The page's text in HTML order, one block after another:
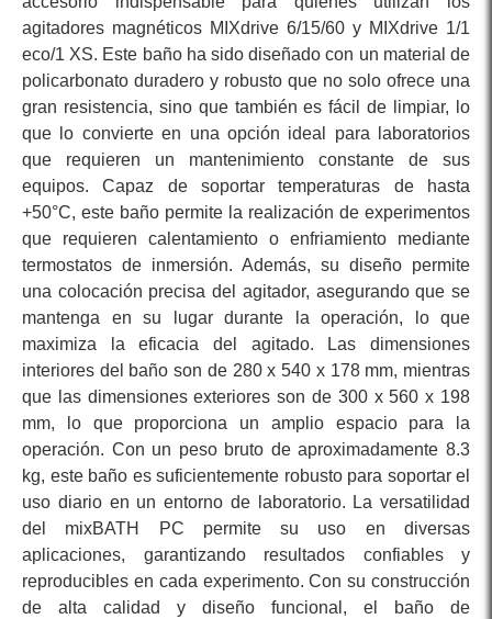
agitadores magnéticos MIXdrive 6/15/60 y MIXdrive 1/1
eco/1 XS. Este baño ha sido diseñado con un material de
policarbonato duradero y robusto que no solo ofrece una
gran resistencia, sino que también es fácil de limpiar, lo
que lo convierte en una opción ideal para laboratorios
que requieren un mantenimiento constante de sus
equipos. Capaz de soportar temperaturas de hasta
+50°C, este baño permite la realización de experimentos
que requieren calentamiento o enfriamiento mediante
termostatos de inmersión. Además, su diseño permite
una colocación precisa del agitador, asegurando que se
mantenga en su lugar durante la operación, lo que
maximiza la eficacia del agitado. Las dimensiones
interiores del baño son de 280 x 540 x 178 mm, mientras
que las dimensiones exteriores son de 300 x 560 x 198
mm, lo que proporciona un amplio espacio para la
operación. Con un peso bruto de aproximadamente 8.3
kg, este baño es suficientemente robusto para soportar el
uso diario en un entorno de laboratorio. La versatilidad
del mixBATH PC permite su uso en diversas
aplicaciones, garantizando resultados confiables y
reproducibles en cada experimento. Con su construcción
de alta calidad y diseño funcional, el baño de